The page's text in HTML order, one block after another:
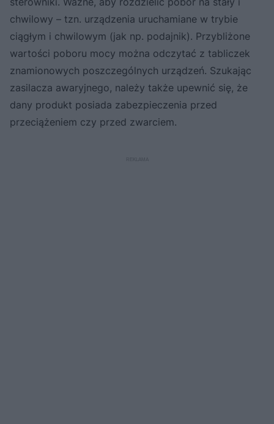
chwilowy – tzn. urządzenia uruchamiane w trybie
ciągłym i chwilowym (jak np. podajnik). Przybliżone
wartości poboru mocy można odczytać z tabliczek
znamionowych poszczególnych urządzeń. Szukając
zasilacza awaryjnego, należy także upewnić się, że
dany produkt posiada zabezpieczenia przed
przeciążeniem czy przed zwarciem.